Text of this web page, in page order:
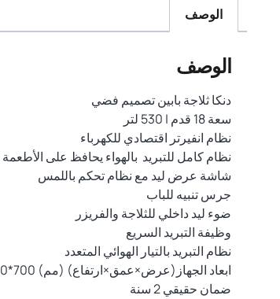
الوصف
الوصف
دنكا ثلاجة بابين تصميم فضي
سعة 18 قدم | 530 لتر
نظام انفيرتر اقتصادي للكهرباء
نظام كامل للتبريد بالهواء يحافظ على
شاشة عرض ليد مع نظام تحكم باللمس
جرس تنبيه للباب
ضوء ليد داخلي للثلاجة والفريزر
وظيفة التبريد السريع
نظام التبريد بالتيار الهوائي المتعدد
ابعاد الجهاز(عرض×عمق×ارتفاع) (مم) 700*700*1680
ضمان حقيقي 2 سنة